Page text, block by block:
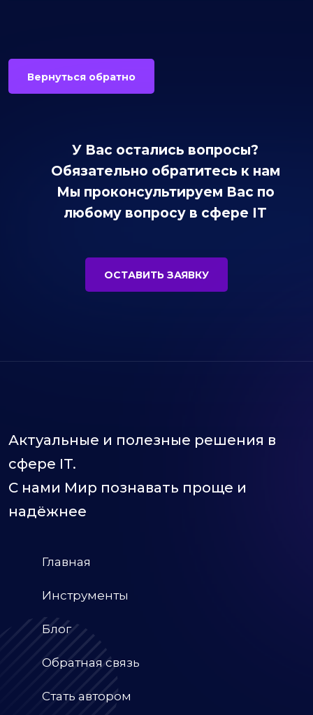
Вернуться обратно
У Вас остались вопросы?
Обязательно обратитесь к нам
Мы проконсультируем Вас по
любому вопросу в сфере IT
ОСТАВИТЬ ЗАЯВКУ
Актуальные и полезные решения в
сфере IT.
С нами Мир познавать проще и
надёжнее
Главная
Инструменты
Блог
Обратная связь
Стать автором